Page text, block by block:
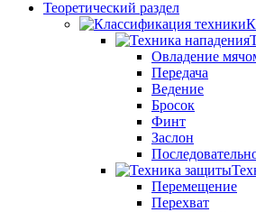
Теоретический раздел
Овладение
Передача
Ведение
Бросок
Финт
Заслон
Перемещение
Перехват